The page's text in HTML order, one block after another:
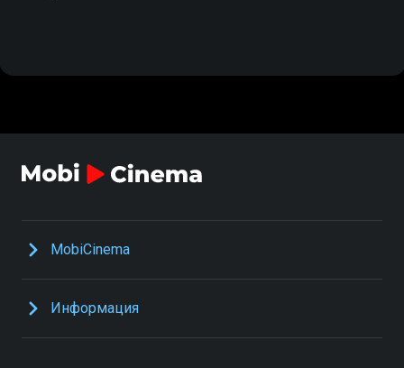
MobiCinema
Информация